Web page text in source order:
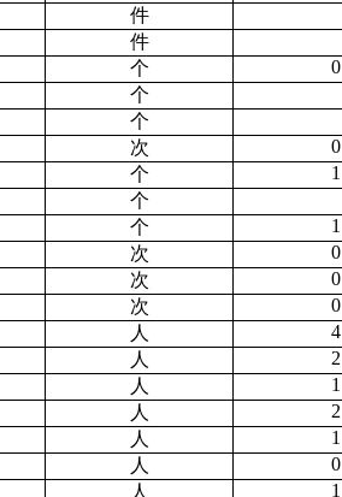
件
件
个
0
个
个
次
0
个
1
个
个
1
次
0
次
0
次
0
人
4
人
2
人
1
人
2
人
1
人
0
人 1